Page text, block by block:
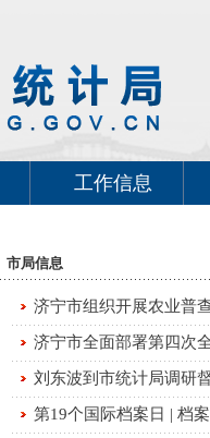
工作信息
市局信息
济宁市组织开展农业普
济宁市全面部署第四次
刘东波到市统计局调研
第19个国际档案日 | 档